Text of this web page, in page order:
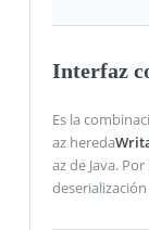
Interfaz
Es la
az hereda
az de Java.